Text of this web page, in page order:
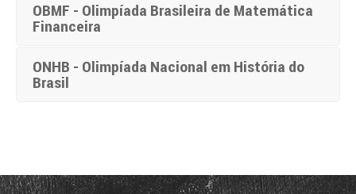
OBMF - Olimpíada Brasileira de Matemática
Financeira
ONHB - Olimpíada Nacional em História do
Brasil